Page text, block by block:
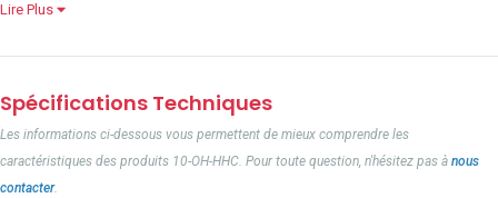
Lire Plus
Spécifications Techniques
Les informations ci-dessous vous permettent de mieux comprendre les
caractéristiques des produits 10-OH-HHC. Pour toute question, n'hésitez pas à nous
contacter.